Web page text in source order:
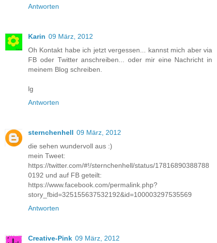
Antworten
Karin 09 März, 2012
Oh Kontakt habe ich jetzt vergessen... kannst mich aber via
FB oder Twitter anschreiben... oder mir eine Nachricht in
meinem Blog schreiben.
lg
Antworten
sternchenhell 09 März, 2012
die sehen wundervoll aus :)
mein Tweet:
https://twitter.com/#!/sternchenhell/status/17816890388788
0192 und auf FB geteilt:
https://www.facebook.com/permalink.php?
story_fbid=325155637532192&id=100003297535569
Antworten
Creative-Pink 09 März, 2012